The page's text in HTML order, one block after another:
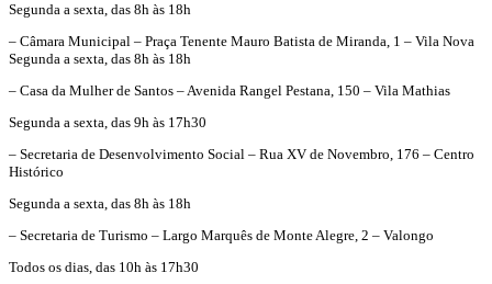
Segunda a sexta, das 8h às 18h
– Câmara Municipal – Praça Tenente Mauro Batista de Miranda, 1 – Vila Nova
Segunda a sexta, das 8h às 18h
– Casa da Mulher de Santos – Avenida Rangel Pestana, 150 – Vila Mathias
Segunda a sexta, das 9h às 17h30
– Secretaria de Desenvolvimento Social – Rua XV de Novembro, 176 – Centro
Histórico
Segunda a sexta, das 8h às 18h
– Secretaria de Turismo – Largo Marquês de Monte Alegre, 2 – Valongo
Todos os dias, das 10h às 17h30